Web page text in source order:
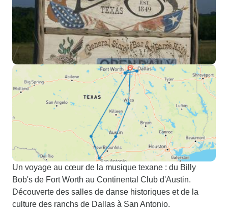
Un voyage au cœur de la musique texane : du Billy
Bob's de Fort Worth au Continental Club d'Austin.
Découverte des salles de danse historiques et de la
culture des ranchs de Dallas à San Antonio.